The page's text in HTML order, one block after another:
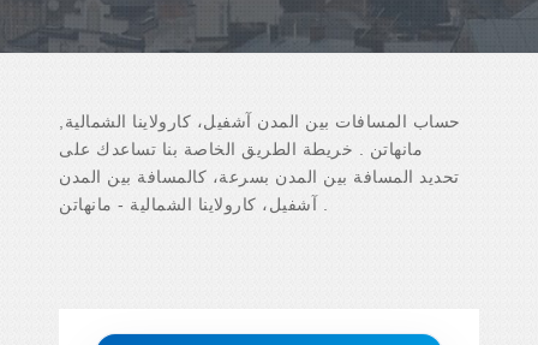
حساب المسافات بين المدن آشفيل، كارولاينا الشمالية,
مانهاتن . خريطة الطريق الخاصة بنا تساعدك على
تحديد المسافة بين المدن بسرعة، كالمسافة بين المدن